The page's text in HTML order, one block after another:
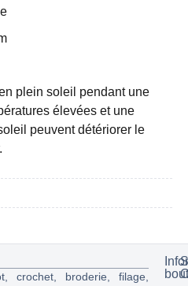
plein soleil pendant une
élevées et une
peuvent détériorer le
crochet, broderie, filage,